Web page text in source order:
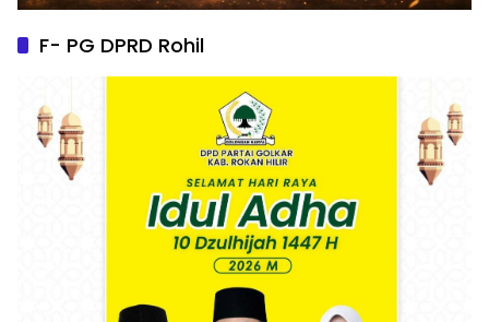
F- PG DPRD Rohil